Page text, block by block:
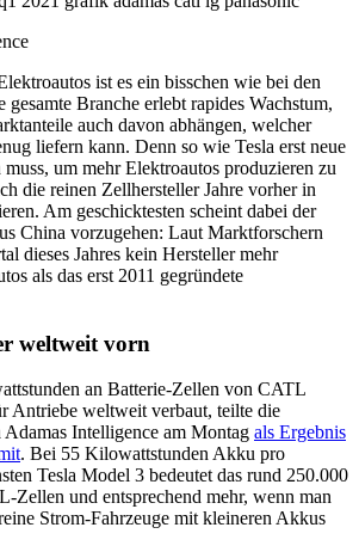
ist es ein bisschen wie bei den
gesamte Branche erlebt rapides Wachstum,
auch davon abhängen, welcher
liefern kann. Denn so wie Tesla erst neue
um mehr Elektroautos produzieren zu
die reinen Zellhersteller Jahre vorher in
Am geschicktesten scheint dabei der
China vorzugehen: Laut Marktforschern
dieses Jahres kein Hersteller mehr
als das erst 2011 gegründete
weltweit vorn
an Batterie-Zellen von CATL
Antriebe weltweit verbaut, teilte die
Intelligence am Montag als Ergebnis
. Bei 55 Kilowattstunden Akku pro
Tesla Model 3 bedeutet das rund 250.000
Zellen und entsprechend mehr, wenn man
Strom-Fahrzeuge mit kleineren Akkus